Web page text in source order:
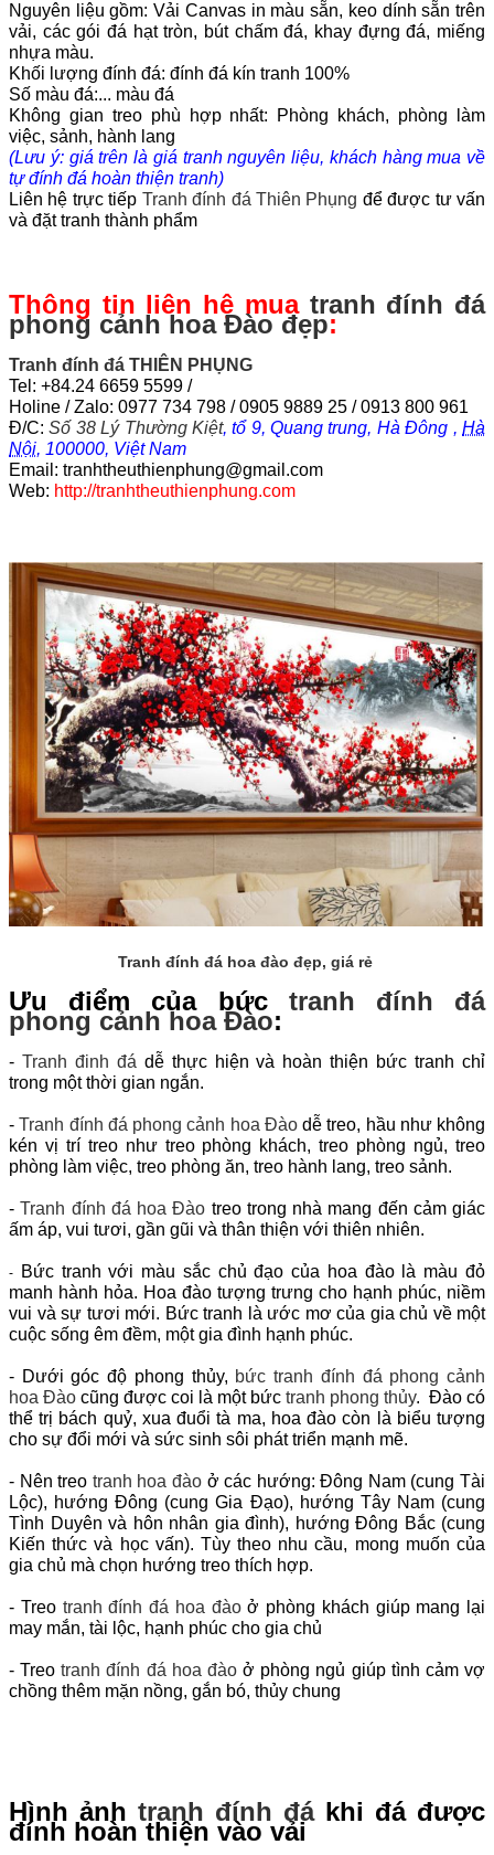
Nguyên liệu gồm: Vải Canvas in màu sẵn, keo dính sẵn trên
vải, các gói đá hạt tròn, bút chấm đá, khay đựng đá, miếng
nhựa màu.
Khối lượng đính đá: đính đá kín tranh 100%
Số màu đá:... màu đá
Không gian treo phù hợp nhất: Phòng khách, phòng làm
việc, sảnh, hành lang
(Lưu ý: giá trên là giá tranh nguyên liệu, khách hàng mua về
tự đính đá hoàn thiện tranh)
Liên hệ trực tiếp Tranh đính đá Thiên Phụng để được tư vấn
và đặt tranh thành phẩm
Thông tin liên hệ mua tranh đính đá
phong cảnh hoa Đào đẹp:
Tranh đính đá THIÊN PHỤNG
Tel: +84.24 6659 5599 /
Holine / Zalo: 0977 734 798 / 0905 9889 25 / 0913 800 961
Đ/C:Số 38 Lý Thường Kiệt,tổ 9, Quang trung, Hà Đông ,Hà
Nội, 100000, Việt Nam
Email: tranhtheuthienphung@gmail.com
Web: http://tranhtheuthienphung.com
Tranh đính đá hoa đào đẹp, giá rẻ
Ưu điểm của bức tranh đính đá
phong cảnh hoa Đào:
- Tranh đinh đá dễ thực hiện và hoàn thiện bức tranh chỉ
trong một thời gian ngắn.
-Tranh đính đá phong cảnh hoa Đàodễ treo, hầu như không
kén vị trí treo như treo phòng khách, treo phòng ngủ, treo
phòng làm việc, treo phòng ăn, treo hành lang, treo sảnh.
-Tranh đính đá hoa Đào treo trong nhà mang đến cảm giác
ấm áp, vui tươi, gần gũi và thân thiện với thiên nhiên.
-
Bức tranh với màu sắc chủ đạo của hoa đào là màu đỏ
manh hành hỏa. Hoa đào tượng trưng cho hạnh phúc, niềm
vui và sự tươi mới. Bức tranh là ước mơ của gia chủ về một
cuộc sống êm đềm, một gia đình hạnh phúc.
- Dưới góc độ phong thủy, bức tranh đính đá phong cảnh
hoa Đào cũng được coi là một bức tranh phong thủy. Đào có
thể trị bách quỷ, xua đuổi tà ma, hoa đào còn là biểu tượng
cho sự đổi mới và sức sinh sôi phát triển mạnh mẽ.
- Nên treo tranh hoa đàoở các hướng: Đông Nam (cung Tài
Lộc), hướng Đông (cung Gia Đạo), hướng Tây Nam (cung
Tình Duyên và hôn nhân gia đình), hướng Đông Bắc (cung
Kiến thức và học vấn). Tùy theo nhu cầu, mong muốn của
gia chủ mà chọn hướng treo thích hợp.
- Treo tranh đính đá hoa đàoở phòng khách giúp mang lại
may mắn, tài lộc, hạnh phúc cho gia chủ
- Treotranh đính đá hoa đàoở phòng ngủ giúp tình cảm vợ
chồng thêm mặn nồng, gắn bó, thủy chung
Hình ảnh tranh đính đákhi đá được
đính hoàn thiện vào vải